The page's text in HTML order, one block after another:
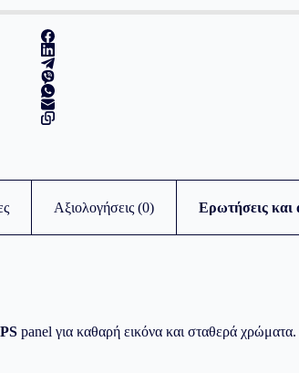
Αξιολογήσεις (0) Ερωτήσεις και
panel για καθαρή εικόνα και σταθερά χρώματα.